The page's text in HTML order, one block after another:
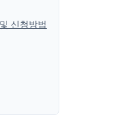
신청방법